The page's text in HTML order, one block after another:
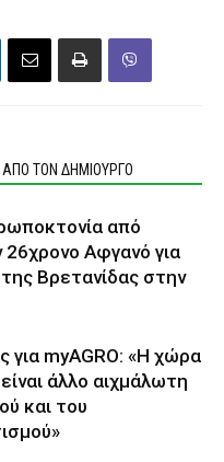
ΑΠΟ ΤΟΝ ΔΗΜΙΟΥΡΓΟ
από
Αφγανό για
Βρετανίδας στην
για myAGRO: «Η χώρα
άλλο αιχμάλωτη
και του